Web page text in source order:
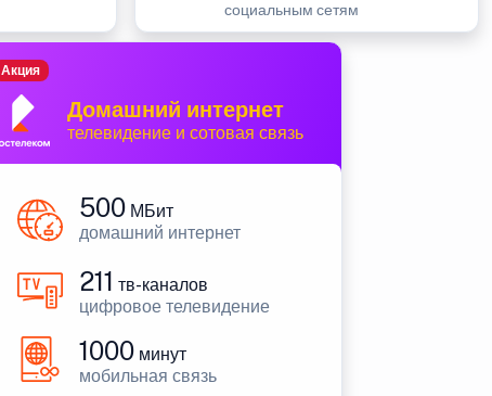
социальным сетям
Домашний интернет
телевидение и сотовая связь
Акция
500 МБит
домашний интернет
211 тв-каналов
цифровое телевидение
1000 минут
мобильная связь